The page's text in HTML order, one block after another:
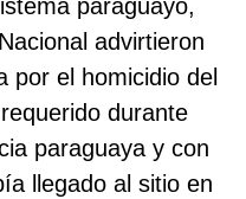
paraguayo,
advirtieron
por el homicidio del
durante
paraguaya y con
llegado al sitio en